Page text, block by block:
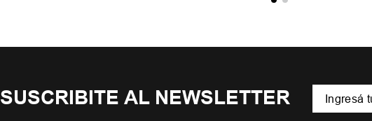
SUSCRIBITE AL NEWSLETTER